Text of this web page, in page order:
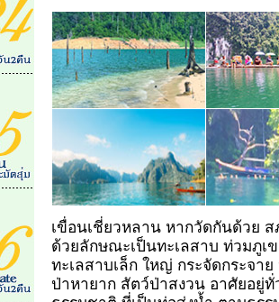
เขื่อนเชี่ยวหลาน หากวัดกันด้วย
ด้วยลักษณะเป็นทะเลสาบ ท่วมภูเ
ทะเลสาบเล็ก ใหญ่ กระจัดกระจ
ป่าหายาก สัตว์ป่าสงวน อาศัยอยู่